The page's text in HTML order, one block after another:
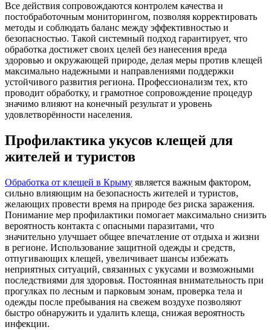
Все действия сопровождаются контролем качества и
постобработочным мониторингом, позволяя корректировать
методы и соблюдать баланс между эффективностью и
безопасностью. Такой системный подход гарантирует, что
обработка достижет своих целей без нанесения вреда
здоровью и окружающей природе, делая меры против клещей
максимально надежными и направлениями поддержки
устойчивого развития региона. Профессионализм тех, кто
проводит обработку, и грамотное сопровождение процедур
значимо влияют на конечный результат и уровень
удовлетворённости населения.
Профилактика укусов клещей для
жителей и туристов
Обработка от клещей в Крыму является важным фактором,
сильно влияющим на безопасность жителей и туристов,
желающих провести время на природе без риска заражения.
Понимание мер профилактики помогает максимально снизить
вероятность контакта с опасными паразитами, что
значительно улучшает общее впечатление от отдыха и жизни
в регионе. Использование защитной одежды и средств,
отпугивающих клещей, увеличивает шансы избежать
неприятных ситуаций, связанных с укусами и возможными
последствиями для здоровья. Постоянная внимательность при
прогулках по лесным и парковым зонам, проверка тела и
одежды после пребывания на свежем воздухе позволяют
быстро обнаружить и удалить клеща, снижая вероятность
инфекции.